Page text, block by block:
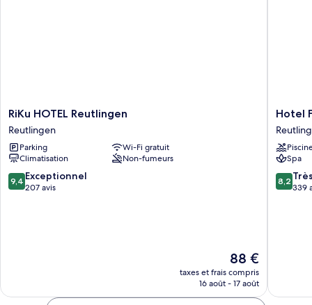
RiKu
HOTEL
Reutlingen
Reutlingen
RiKu HOTEL Reutlingen
Reutlingen
Parking
Wi-Fi gratuit
Climatisation
Non-fumeurs
9.4
sur
9,4 Exceptionnel
207 avis
Le
nouveau
prix
88 €
taxes et frais compris
16 août - 17 août
Hotel
Fortuna
West
Hotel
Spa
8.2
sur
8,2
339